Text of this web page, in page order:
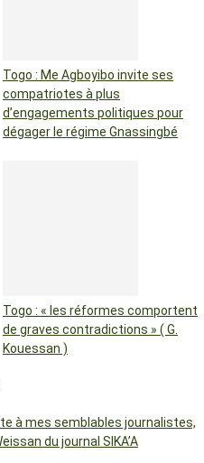
Togo : Me Agboyibo invite ses
compatriotes à plus
d’engagements politiques pour
dégager le régime Gnassingbé
Togo : « les réformes comportent
de graves contradictions » ( G.
Kouessan )
à mes semblables journalistes,
du journal SIKA’A